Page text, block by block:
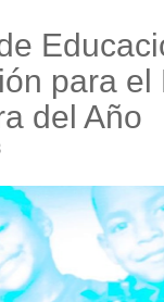
para el
del Año